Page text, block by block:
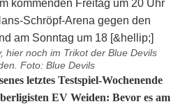
hier noch im Trikot der Blue Devils
Foto: Blue Devils
letztes Testspiel-Wochenende
EV Weiden: Bevor es am